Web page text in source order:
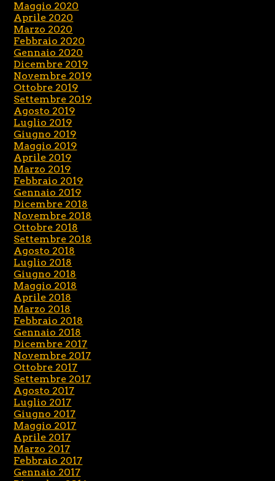
Maggio 2020
Aprile 2020
Marzo 2020
Febbraio 2020
Gennaio 2020
Dicembre 2019
Novembre 2019
Ottobre 2019
Settembre 2019
Agosto 2019
Luglio 2019
Giugno 2019
Maggio 2019
Aprile 2019
Marzo 2019
Febbraio 2019
Gennaio 2019
Dicembre 2018
Novembre 2018
Ottobre 2018
Settembre 2018
Agosto 2018
Luglio 2018
Giugno 2018
Maggio 2018
Aprile 2018
Marzo 2018
Febbraio 2018
Gennaio 2018
Dicembre 2017
Novembre 2017
Ottobre 2017
Settembre 2017
Agosto 2017
Luglio 2017
Giugno 2017
Maggio 2017
Aprile 2017
Marzo 2017
Febbraio 2017
Gennaio 2017